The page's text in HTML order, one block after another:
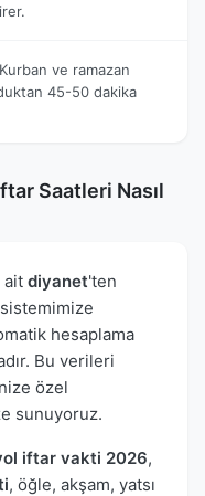
Kurban ve ramazan
45-50 dakika
Saatleri Nasıl
ait diyanet'ten
hesaplama
Bu verileri
özel
sunuyoruz.
iftar vakti 2026,
, öğle, akşam, yatsı